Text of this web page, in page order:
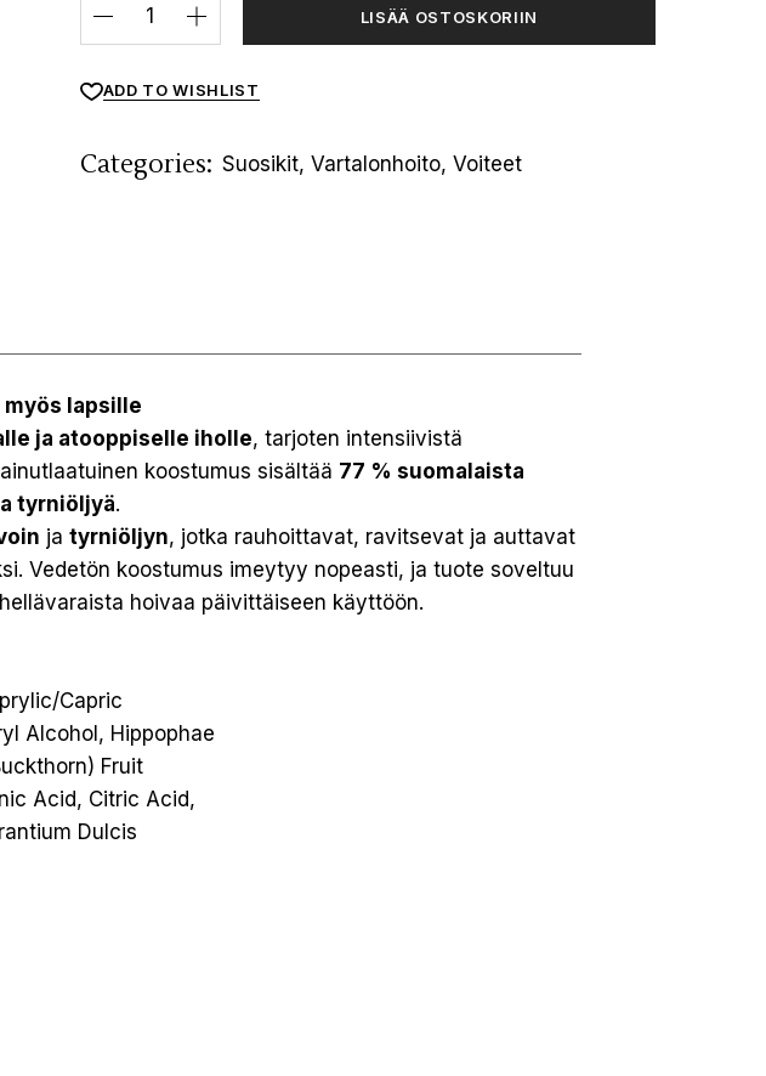
LISÄÄ OSTOSKORIIN
ADD TO WISHLIST
Categories: Suosikit, Vartalonhoito, Voiteet
lapsille
ja atooppiselle iholle, tarjoten intensiivistä
koostumus sisältää 77 % suomalaista
tyrniöljyä.
ja tyrniöljyn, jotka rauhoittavat, ravitsevat ja auttavat
Vedetön koostumus imeytyy nopeasti, ja tuote soveltuu
hoivaa päivittäiseen käyttöön.
Capric
Alcohol, Hippophae
Fruit
Acid, Citric Acid,
Dulcis